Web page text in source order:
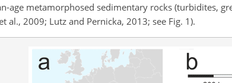
age metamorphosed sedimentary rocks (turbidites,
al., 2009; Lutz and Pernicka, 2013; see Fig. 1).